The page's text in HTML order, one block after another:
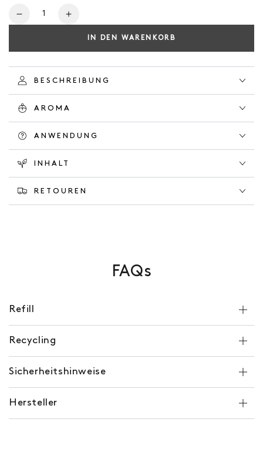
Verringere
CONDITIONER
ORANGE
GROVE
Erhöhe
Menge
CONDITIONER
ORANGE
GROVE
IN DEN WARENKORB
BESCHREIBUNG
AROMA
ANWENDUNG
INHALT
RETOUREN
FAQs
Refill
Recycling
Sicherheitshinweise
Hersteller